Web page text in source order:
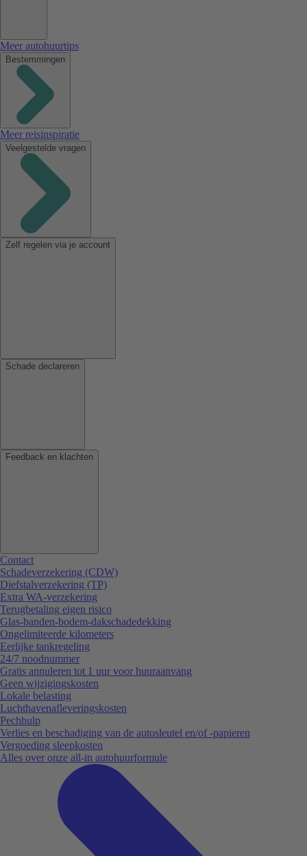
Meer autohuurtips
Bestemmingen
Meer reisinspiratie
Veelgestelde vragen
Zelf regelen via je account
Schade declareren
Feedback en klachten
Contact
Schadeverzekering (CDW)
Diefstalverzekering (TP)
Extra WA-verzekering
Terugbetaling eigen risico
Glas-banden-bodem-dakschadedekking
Ongelimiteerde kilometers
Eerlijke tankregeling
24/7 noodnummer
Gratis annuleren tot 1 uur voor huuraanvang
Geen wijzigingskosten
Lokale belasting
Luchthavenafleveringskosten
Pechhulp
Verlies en beschadiging van de autosleutel en/of -papieren
Vergoeding sleepkosten
Alles over onze all-in autohuurformule